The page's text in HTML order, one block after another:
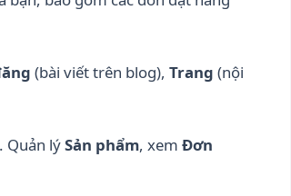
(bài viết trên blog), Trang (nội
Quản lýSản phẩm, xem Đơn